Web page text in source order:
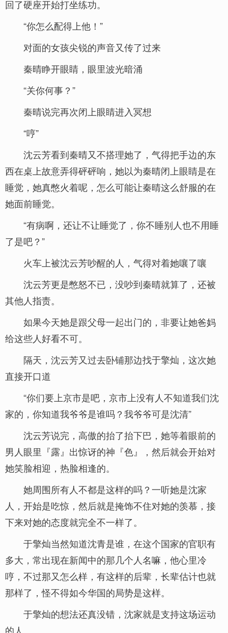
回了硬座开始打坐练功。
“你怎么配得上他！”
对面的女孩尖锐的声音又传了过来
秦晴睁开眼睛，眼里波光暗涌
“关你何事？”
秦晴说完再次闭上眼睛进入冥想
“哼”
沈云芳看到秦晴又不搭理她了，气得把手边的东
西在桌上故意弄得砰砰响，她以为秦晴闭上眼睛是在
睡觉，她真憋火着呢，怎么可能让秦晴这么舒服的在
她面前睡觉。
“有病啊，还让不让睡觉了，你不睡别人也不用睡
了是吧？”
火车上被沈云芳吵醒的人，气得对着她嚷了嚷
沈云芳更是憋怒不已，没吵到秦晴就算了，还被
其他人指责。
如果今天她是跟父母一起出门的，非要让她爸妈
给这些人好看不可。
隔天，沈云芳又过去卧铺那边找于擎灿，这次她
直接开口道
“你们要上京市是吧，京市上没有人不知道我们沈
家的，你知道我爷爷是谁吗？我爷爷可是沈清”
沈云芳说完，高傲的抬了抬下巴，她等着眼前的
男人眼里『露』出惊讶的神『色』，然后就会开始对
她笑脸相迎，热脸相逢的。
她周围所有人不都是这样的吗？一听她是沈家
人，开始是吃惊，然后就是掩饰不住对她的羡慕，接
下来对她的态度就完全不一样了。
于擎灿当然知道沈青是谁，在这个国家的官职有
多大，常出现在新闻中的那几个人名嘛，他心里冷
哼，不过那又怎么样，有这样的后辈，长辈估计也就
那样了，怪不得如今华国的局势是这样。
于擎灿的想法还真没错，沈家就是支持这场运动
的人。